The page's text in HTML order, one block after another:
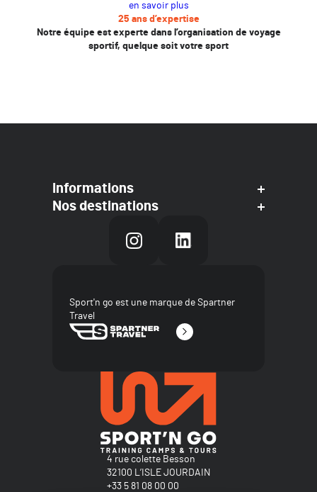
en savoir plus
25 ans d’expertise
Notre équipe est experte dans l’organisation de voyage
sportif, quelque soit votre sport
4 rue colette Besson
32100 L’ISLE JOURDAIN
+33 5 81 08 00 00
Informations
Nos destinations
Sport'n go est une marque de Spartner
Travel